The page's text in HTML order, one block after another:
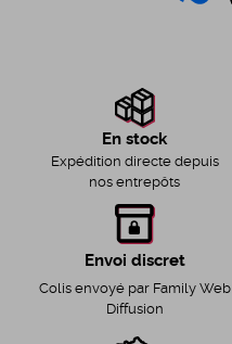
En stock
Expédition directe depuis
nos entrepôts
Envoi discret
Colis envoyé par Family Web
Diffusion